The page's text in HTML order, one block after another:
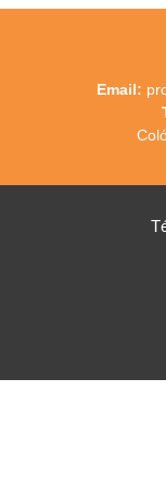
Email: